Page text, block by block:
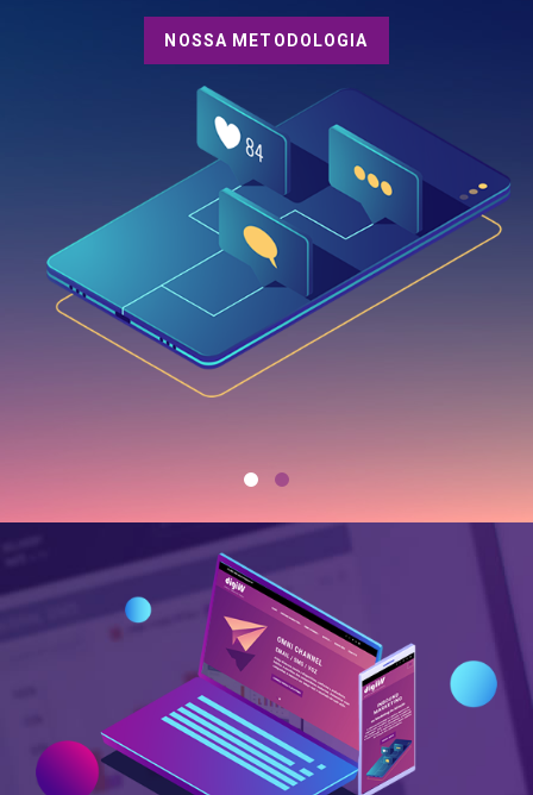
MÚLTIPLOS
DE
Email / SMS / Voz
Atinja diversos canais e dispositivos,
preferência, hábitos e escolhas dos
modernos. Automatize suas campanhas
em tempo real o resultado de cada